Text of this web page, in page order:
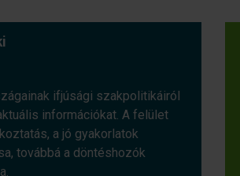
ifjúsági szakpolitikáiról
információkat. A felület
a jó gyakorlatok
továbbá a döntéshozók